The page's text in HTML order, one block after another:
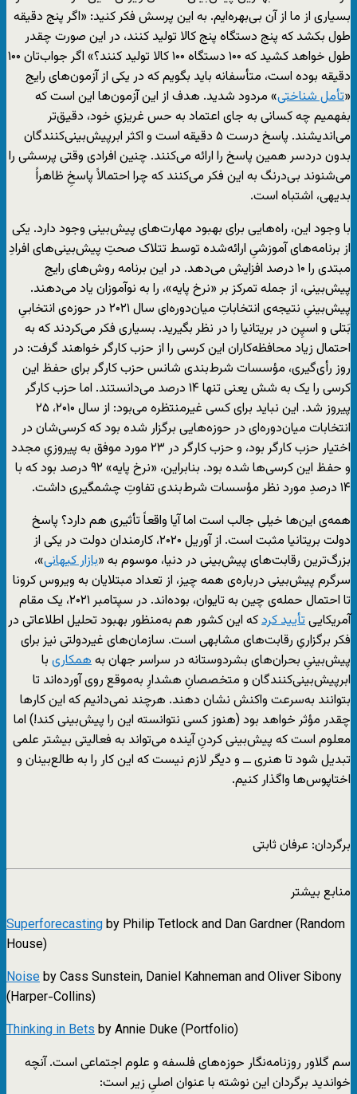
بسیاری از ما از آن بی‌بهره‌ایم. به این پرسش فکر کنید: «اگر پنج دقیقه
طول بکشد که پنج دستگاه پنج کالا تولید کنند، در این صورت چقدر
طول خواهد کشید که ۱۰۰ دستگاه ۱۰۰ کالا تولید کنند؟» اگر جواب‌تان ۱۰۰
دقیقه بوده است، متأسفانه باید بگویم که در یکی از آزمون‌های رایج
«تأمل شناختی» مردود شدید. هدف از این آزمون‌ها این است که
بفهمیم چه کسانی به جای اعتماد به حس غریزیِ خود، دقیق‌تر
می‌اندیشند. پاسخ درست ۵ دقیقه است و اکثر ابرپیش‌بینی‌کنندگان
بدون دردسر همین پاسخ را ارائه می‌کنند. چنین افرادی وقتی پرسشی را
می‌شنوند بی‌درنگ به این فکر می‌کنند که چرا احتمالاً پاسخِ ظاهراً
بدیهی، اشتباه است.
با وجود این، راه‌هایی برای بهبود مهارت‌های پیش‌بینی وجود دارد. یکی
از برنامه‌های آموزشیِ ارائه‌شده توسط تتلاک صحتِ پیش‌بینی‌های افرادِ
مبتدی را ۱۰ درصد افزایش می‌دهد. در این برنامه روش‌های رایج
پیش‌بینی، از جمله تمرکز بر «نرخ پایه»، را به نوآموزان یاد می‌دهند.
پیش‌بینی‌ِ نتیجه‌ی انتخاباتِ میان‌دوره‌ای سال ۲۰۲۱ در حوزه‌ی انتخابیِ
بَتلی و اسپِن در بریتانیا را در نظر بگیرید. بسیاری فکر می‌کردند که به
احتمال زیاد محافظه‌کاران این کرسی را از حزب کارگر خواهند گرفت: در
روز رأی‌گیری، مؤسسات شرط‌بندی شانس حزب کارگر برای حفظ این
کرسی را یک به شش یعنی تنها ۱۴ درصد می‌دانستند. اما حزب کارگر
پیروز شد. این نباید برای کسی غیرمنتظره می‌بود: از سال ۲۰۱۰، ۲۵
انتخابات میان‌دوره‌ای در حوزه‌هایی برگزار شده بود که کرسی‌شان در
اختیار حزب کارگر بود، و حزب کارگر در ۲۳ مورد موفق به پیروزیِ مجدد
و حفظ این کرسی‌ها شده بود. بنابراین، «نرخ پایه» ۹۲ درصد بود که با
۱۴ درصدِ مورد نظر مؤسسات شرط‌بندی تفاوتِ چشمگیری داشت.
همه‌ی این‌ها خیلی جالب است اما آیا واقعاً تأثیری هم دارد؟ پاسخ
دولت بریتانیا مثبت است. از آوریل ۲۰۲۰، کارمندان دولت در یکی از
بزرگ‌ترین رقابت‌های پیش‌بینی در دنیا، موسوم به «بازار کیهانی»،
سرگرم پیش‌بینی درباره‌ی همه چیز، از تعداد مبتلایان به ویروس کرونا
تا احتمال حمله‌ی چین به تایوان، بوده‌اند. در سپتامبر ۲۰۲۱، یک مقام
آمریکاییتأیید کردکه این کشور هم به‌منظور بهبود تحلیل اطلاعاتی در
فکر برگزاریِ رقابت‌های مشابهی است. سازمان‌های غیردولتی نیز برای
پیش‌بینیِ بحران‌های بشردوستانه در سراسر جهان بههمکاری با
ابرپیش‌بینی‌کنندگان و متخصصانِ هشدارِ به‌موقع روی آورده‌اند تا
بتوانند به‌سرعت واکنش نشان دهند. هرچند نمی‌دانیم که این کارها
چقدر مؤثر خواهد بود (هنوز کسی نتوانسته این را پیش‌بینی کند!) اما
معلوم است که پیش‌بینی کردنِ آینده می‌تواند به فعالیتی بیشتر علمی
تبدیل شود تا هنری ــ و دیگر لازم نیست که این کار را به طالع‌بینان و
اختاپوس‌ها واگذار کنیم.
برگردان: عرفان ثابتی
منابع بیشتر
Superforecastingby Philip Tetlock and Dan Gardner (Random
House)
Noiseby Cass Sunstein, Daniel Kahneman and Oliver Sibony
(Harper-Collins)
Thinking in Betsby Annie Duke (Portfolio)
سم گلاور روزنامه‌نگار حوزه‌های فلسفه و علوم اجتماعی است. آنچه
خواندید برگردان این نوشته با عنوان اصلیِ زیر است: